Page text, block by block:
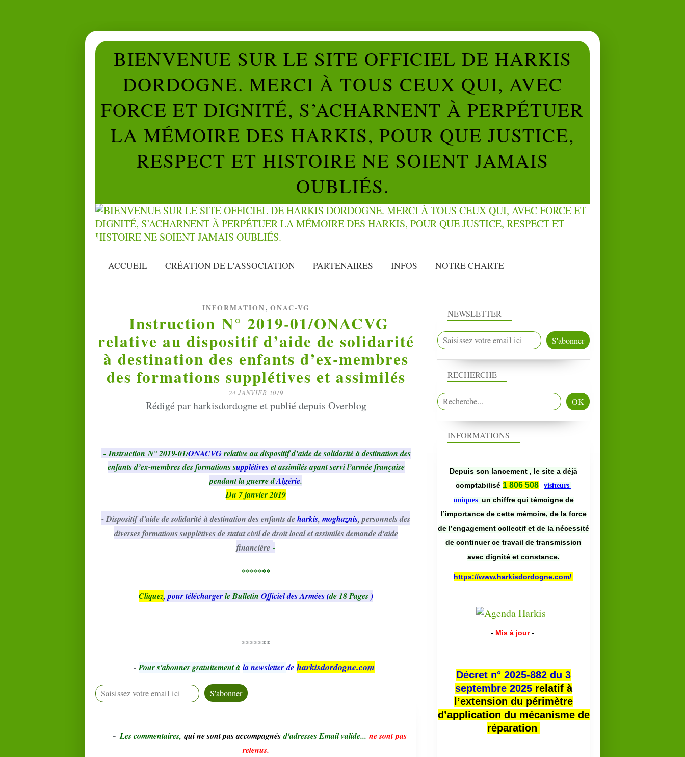
BIENVENUE SUR LE SITE OFFICIEL DE HARKIS
DORDOGNE. MERCI À TOUS CEUX QUI, AVEC
FORCE ET DIGNITÉ, S’ACHARNENT À PERPÉTUER
LA MÉMOIRE DES HARKIS, POUR QUE JUSTICE,
RESPECT ET HISTOIRE NE SOIENT JAMAIS
OUBLIÉS.
ACCUEIL CRÉATION DE L'ASSOCIATION PARTENAIRES INFOS NOTRE CHARTE
INFORMATION, ONAC-VG
Instruction N° 2019-01/ONACVG
relative au dispositif d’aide de solidarité
à destination des enfants d’ex-membres
des formations supplétives et assimilés
24 JANVIER 2019
Rédigé par harkisdordogne et publié depuis Overblog
-Instruction N° 2019-01/ONACVGrelative au dispositif d’aide de solidarité à destination des
enfants d’ex-membres des formations supplétiveset assimilés ayant servi l’armée française
pendant la guerre d’Algérie.
Du 7 janvier 2019
- Dispositif d'aide de solidarité à destination des enfants deharkis, moghaznis, personnels des
diverses formations supplétives de statut civil de droit local et assimilés demande d'aide
financière -
*******
Cliquez, pour téléchargerle Bulletin Officiel des Armées (de 18 Pages )
*******
-Pour s'abonner gratuitement à la newsletterde harkisdordogne.com
-Les commentaires, qui ne sont pas accompagnés d'adresses Email valide... ne sont pas
retenus.
NEWSLETTER
RECHERCHE
INFORMATIONS
Depuis son lancement , le site a déjà
comptabilisé 1 806 508
visiteurs
uniques un chiffre qui témoigne de
l’importance de cette mémoire, de la force
de l’engagement collectif et de la nécessité
de continuer ce travail de transmission
avec dignité et constance.
https://www.harkisdordogne.com/
- Mis à jour -
Décret n° 2025-882 du 3
septembre 2025relatif à
l’extension du périmètre
d’application du mécanisme de
réparation